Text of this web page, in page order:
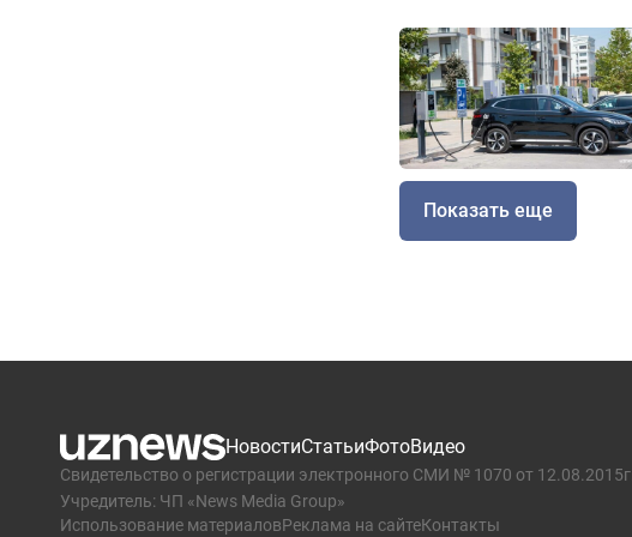
Показать еще
НовостиСтатьиФотоВидео
Свидетельство о регистрации электронного СМИ № 1070 от 12.08.2015г.
Учредитель: ЧП «News Media Group»
Использование материаловРеклама на сайтеКонтакты